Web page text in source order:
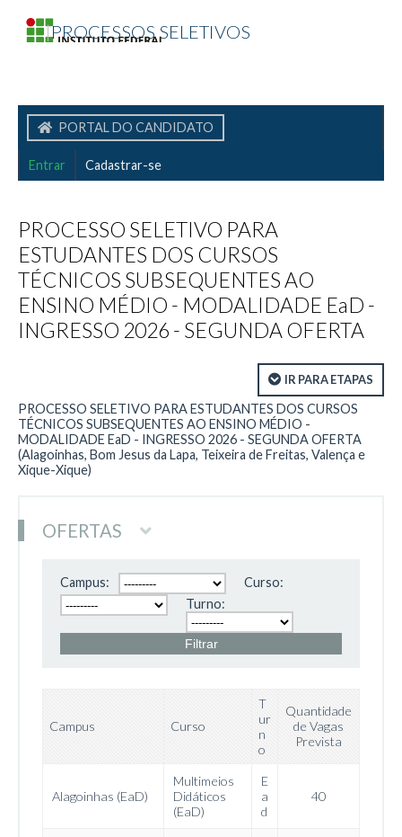
|PROCESSOS SELETIVOS
PORTAL DO CANDIDATO
Entrar Cadastrar-se
PROCESSO SELETIVO PARA
ESTUDANTES DOS CURSOS
TÉCNICOS SUBSEQUENTES AO
ENSINO MÉDIO - MODALIDADE EaD -
INGRESSO 2026 - SEGUNDA OFERTA
IR PARA ETAPAS
PROCESSO SELETIVO PARA ESTUDANTES DOS CURSOS
TÉCNICOS SUBSEQUENTES AO ENSINO MÉDIO -
MODALIDADE EaD - INGRESSO 2026 - SEGUNDA OFERTA
(Alagoinhas, Bom Jesus da Lapa, Teixeira de Freitas, Valença e
Xique-Xique)
OFERTAS
Campus:
Curso:
Turno:
Campus Curso
T
ur
n
o
Quantidade
de Vagas
Prevista
Alagoinhas (EaD)
Multimeios
Didáticos
(EaD)
E
a
d
40